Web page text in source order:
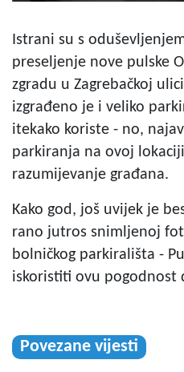
Istrani su s
preseljenje nove pulske
zgradu u Zagrebačkoj
izgrađeno je i veliko
itekako koriste - no,
parkiranja na ovoj
razumijevanje građana.
Kako god, još uvijek je
rano jutros snimljenoj
bolničkog parkirališta -
iskoristiti ovu pogodnost
Povezane vijesti